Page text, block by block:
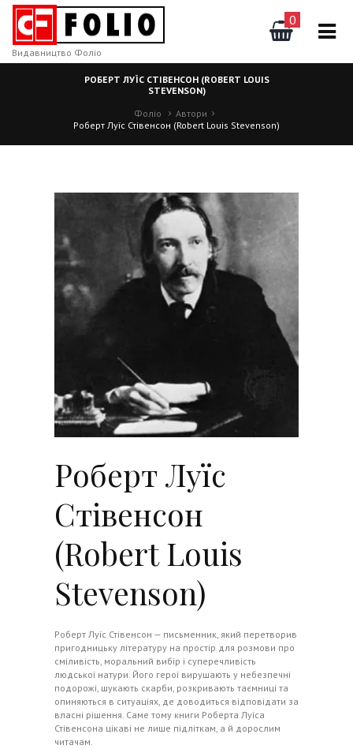
0
Видавництво Фоліо
РОБЕРТ ЛУЇС СТІВЕНСОН (ROBERT LOUIS
STEVENSON)
Фоліо
Автори
Роберт Луїс Стівенсон (Robert Louis Stevenson)
Роберт Луїс
Стівенсон
(Robert Louis
Stevenson)
Роберт Луїс Стівенсон — письменник, який перетворив
пригодницьку літературу на простір для розмови про
сміливість, моральний вибір і суперечливість
людської натури. Його герої вирушають у небезпечні
подорожі, шукають скарби, розкривають таємниці та
опиняються в ситуаціях, де доводиться відповідати за
власні рішення. Саме тому книги Роберта Луїса
Стівенсона цікаві не лише підліткам, а й дорослим
читачам.